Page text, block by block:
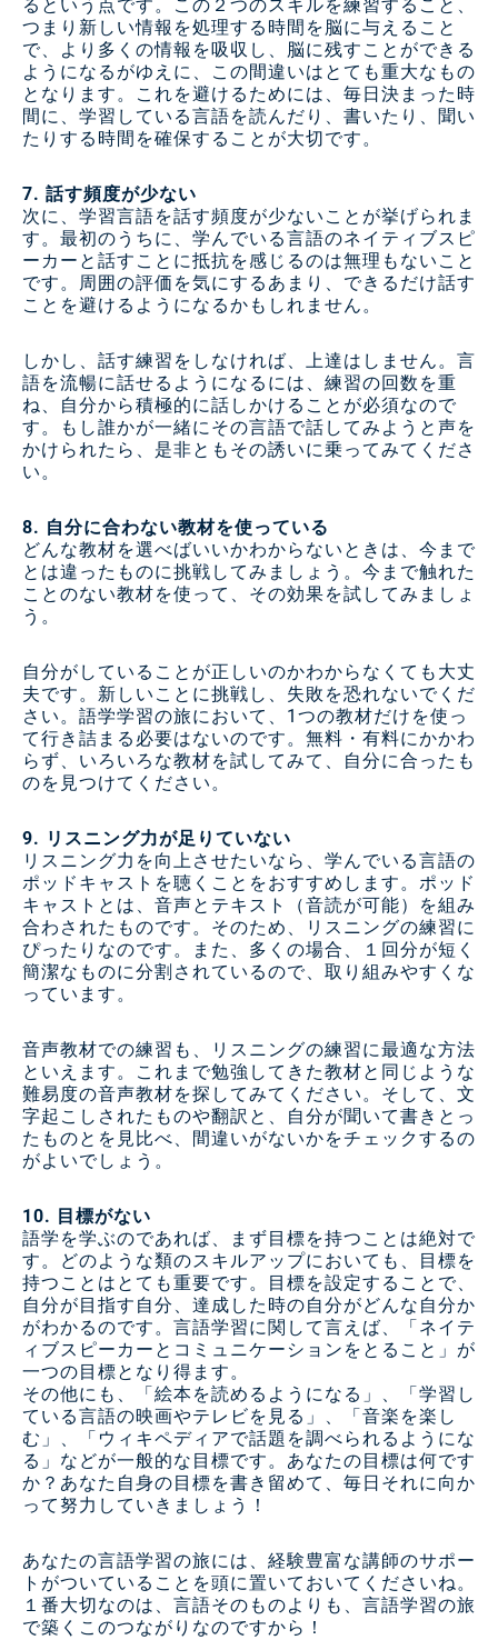
るという点です。この２つのスキルを練習すること、
つまり新しい情報を処理する時間を脳に与えること
で、より多くの情報を吸収し、脳に残すことができる
ようになるがゆえに、この間違いはとても重大なもの
となります。これを避けるためには、毎日決まった時
間に、学習している言語を読んだり、書いたり、聞い
たりする時間を確保することが大切です。
7. 話す頻度が少ない
次に、学習言語を話す頻度が少ないことが挙げられま
す。最初のうちに、学んでいる言語のネイティブスピ
ーカーと話すことに抵抗を感じるのは無理もないこと
です。周囲の評価を気にするあまり、できるだけ話す
ことを避けるようになるかもしれません。
しかし、話す練習をしなければ、上達はしません。言
語を流暢に話せるようになるには、練習の回数を重
ね、自分から積極的に話しかけることが必須なので
す。もし誰かが一緒にその言語で話してみようと声を
かけられたら、是非ともその誘いに乗ってみてくださ
い。
8. 自分に合わない教材を使っている
どんな教材を選べばいいかわからないときは、今まで
とは違ったものに挑戦してみましょう。今まで触れた
ことのない教材を使って、その効果を試してみましょ
う。
自分がしていることが正しいのかわからなくても大丈
夫です。新しいことに挑戦し、失敗を恐れないでくだ
さい。語学学習の旅において、1つの教材だけを使っ
て行き詰まる必要はないのです。無料・有料にかかわ
らず、いろいろな教材を試してみて、自分に合ったも
のを見つけてください。
9. リスニング力が足りていない
リスニング力を向上させたいなら、学んでいる言語の
ポッドキャストを聴くことをおすすめします。ポッド
キャストとは、音声とテキスト（音読が可能）を組み
合わされたものです。そのため、リスニングの練習に
ぴったりなのです。また、多くの場合、１回分が短く
簡潔なものに分割されているので、取り組みやすくな
っています。
音声教材での練習も、リスニングの練習に最適な方法
といえます。これまで勉強してきた教材と同じような
難易度の音声教材を探してみてください。そして、文
字起こしされたものや翻訳と、自分が聞いて書きとっ
たものとを見比べ、間違いがないかをチェックするの
がよいでしょう。
10. 目標がない
語学を学ぶのであれば、まず目標を持つことは絶対で
す。どのような類のスキルアップにおいても、目標を
持つことはとても重要です。目標を設定することで、
自分が目指す自分、達成した時の自分がどんな自分か
がわかるのです。言語学習に関して言えば、「ネイテ
ィブスピーカーとコミュニケーションをとること」が
一つの目標となり得ます。
その他にも、「絵本を読めるようになる」、「学習し
ている言語の映画やテレビを見る」、「音楽を楽し
む」、「ウィキペディアで話題を調べられるようにな
る」などが一般的な目標です。あなたの目標は何です
か？あなた自身の目標を書き留めて、毎日それに向か
って努力していきましょう！
あなたの言語学習の旅には、経験豊富な講師のサポー
トがついていることを頭に置いておいてくださいね。
１番大切なのは、言語そのものよりも、言語学習の旅
で築くこのつながりなのですから！